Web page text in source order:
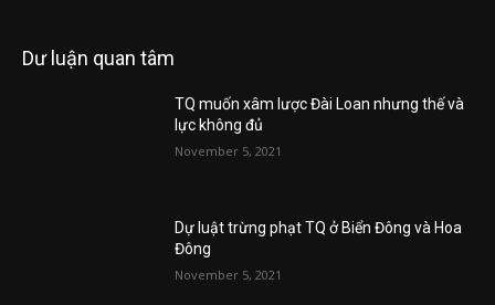
Dư luận quan tâm
TQ muốn xâm lược Đài Loan nhưng thế và
lực không đủ
November 5, 2021
Dự luật trừng phạt TQ ở Biển Đông và Hoa
Đông
November 5, 2021